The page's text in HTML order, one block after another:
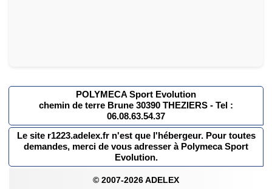
POLYMECA Sport Evolution
chemin de terre Brune 30390 THEZIERS - Tel :
06.08.63.54.37
Le site r1223.adelex.fr n'est que l'hébergeur. Pour toutes
demandes, merci de vous adresser à Polymeca Sport
Evolution.
© 2007-2026 ADELEX